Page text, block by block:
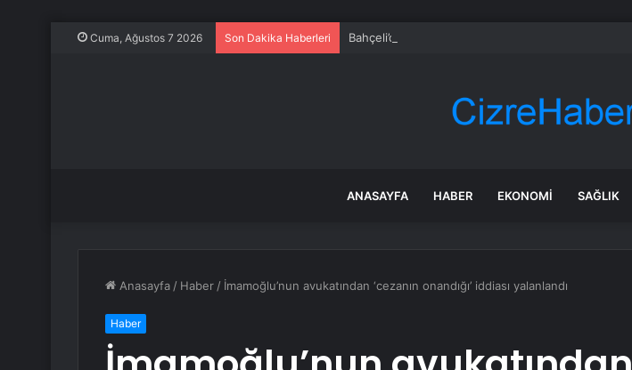
Cuma, Ağustos 7 2026 Son Dakika Haberleri Bahçeli’den Siyaset Mesajları
ANASAYFA HABER EKONOMI SAĞLIK
Anasayfa / Haber / İmamoğlu’nun avukatından ‘cezanın onandığı’ iddiası yalanlandı
Haber